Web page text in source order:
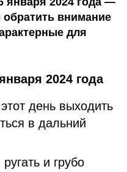
внимание
для
2024 года
день выходить
в дальний
и грубо